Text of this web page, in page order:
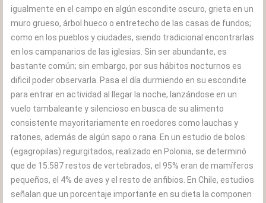
igualmente en el campo en algún escondite oscuro, grieta en un
muro grueso, árbol hueco o entretecho de las casas de fundos;
como en los pueblos y ciudades, siendo tradicional encontrarlas
en los campanarios de las iglesias. Sin ser abundante, es
bastante común; sin embargo, por sus hábitos nocturnos es
dificil poder observarla. Pasa el día durmiendo en su escondite
para entrar en actividad al llegar la noche, lanzándose en un
vuelo tambaleante y silencioso en busca de su alimento
consistente mayoritariamente en roedores como lauchas y
ratones, además de algún sapo o rana. En un estudio de bolos
(egagropilas) regurgitados, realizado en Polonia, se determinó
que de 15.587 restos de vertebrados, el 95% eran de mamíferos
pequeños, el 4% de aves y el resto de anfibios. En Chile, estudios
señalan que un porcentaje importante en su dieta la componen